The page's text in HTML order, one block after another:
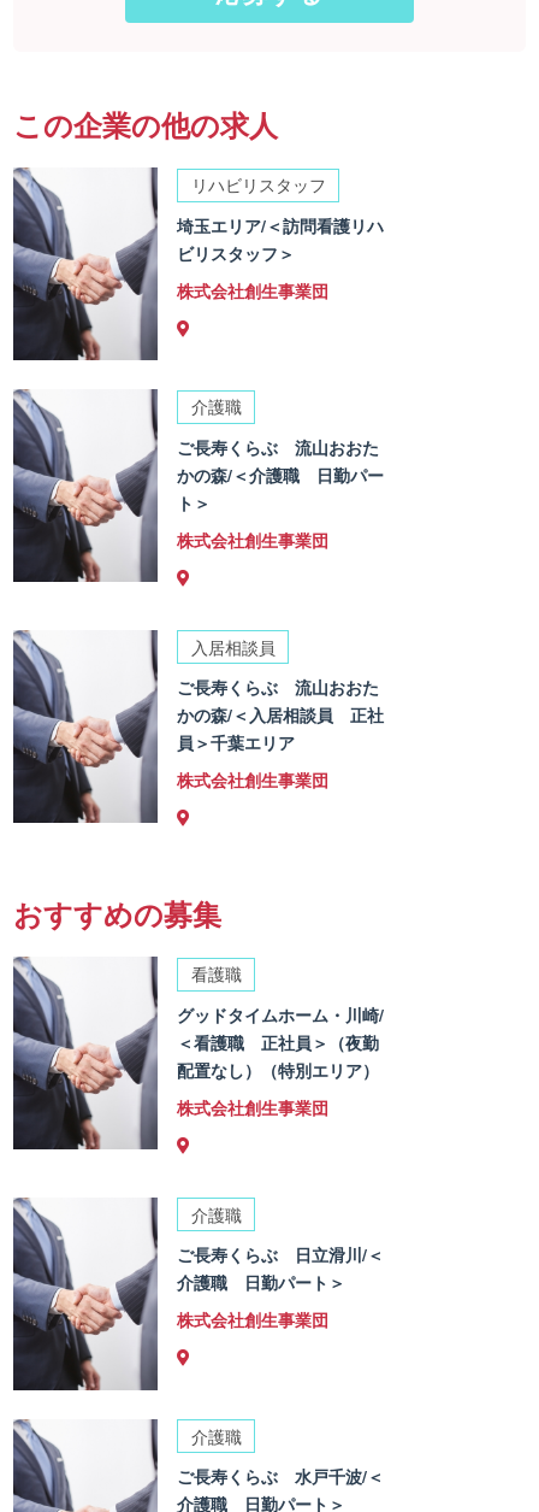
この企業の他の求人
リハビリスタッフ
埼玉エリア/＜訪問看護リハ
ビリスタッフ＞
株式会社創生事業団
介護職
ご長寿くらぶ 流山おおた
かの森/＜介護職 日勤パー
ト＞
株式会社創生事業団
入居相談員
ご長寿くらぶ 流山おおた
かの森/＜入居相談員 正社
員＞千葉エリア
株式会社創生事業団
おすすめの募集
看護職
グッドタイムホーム・川崎/
＜看護職 正社員＞（夜勤
配置なし）（特別エリア）
株式会社創生事業団
介護職
ご長寿くらぶ 日立滑川/＜
介護職 日勤パート＞
株式会社創生事業団
介護職
ご長寿くらぶ 水戸千波/＜
介護職 日勤パート＞